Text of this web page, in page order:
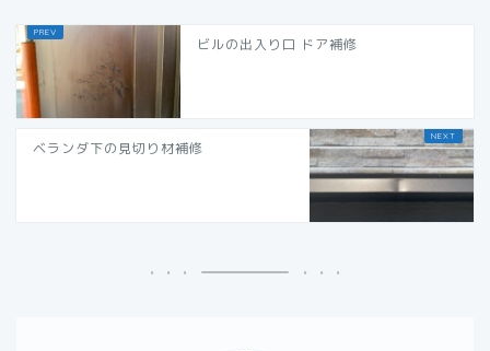
ビルの出入り口 ドア補修
ベランダ下の見切り材補修